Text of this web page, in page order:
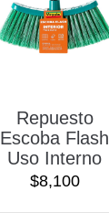
Repuesto
Escoba Flash
Uso Interno
$8,100